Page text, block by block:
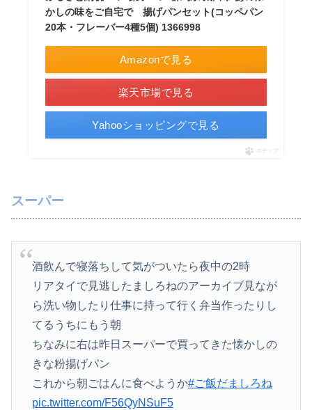
かしの味をご自宅で 揚げパンセット(コッペパン
20本・フレーバー4種5個) 1366998
Amazonで見る
楽天市場で見る
Yahooショッピングで見る
ポチップ
スーパー
酒飲んで寝落ちして気がついたら夜中の2時
リアタイで見逃したましろねのアーカイブ見なが
ら洗い物したり仕事に持って行く弁当作ったりし
てるうちにもう朝
ちなみに右は昨日スーパーで買ってきた懐かしの
きな粉揚げパン
これから朝ごはんに食べようか#ご飯だましろね
pic.twitter.com/F56QyNSuF5